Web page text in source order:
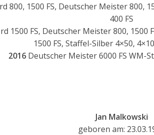
800, 1500 FS, Deutscher Meister 800,
400 FS
1500 FS, Deutscher Meister 800, 1500
1500 FS, Staffel-Silber 4×50,
2016 Deutscher Meister 6000 FS WM-
Jan Malkowski
geboren am: